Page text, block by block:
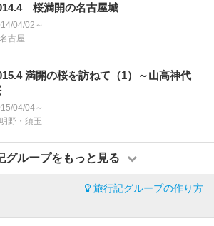
桜満開の名古屋城
04/02～
名古屋
満開の桜を訪ねて（1）～山高神代
04/04～
明野・須玉
グループをもっと見る
旅行記グループの作り方